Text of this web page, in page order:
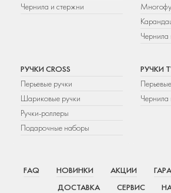
Чернила и стержни
Чернила
РУЧКИ CROSS
Перьевые ручки
Шариковые ручки
Ручки-роллеры
Подарочные наборы
РУЧКИ
Чернила
FAQ НОВИНКИ АКЦИИ
ДОСТАВКА
СЕРВИС